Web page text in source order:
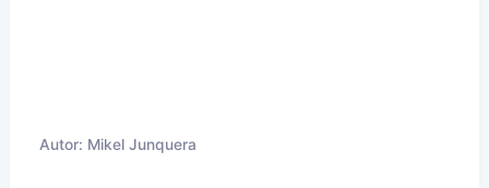
Autor: Mikel Junquera